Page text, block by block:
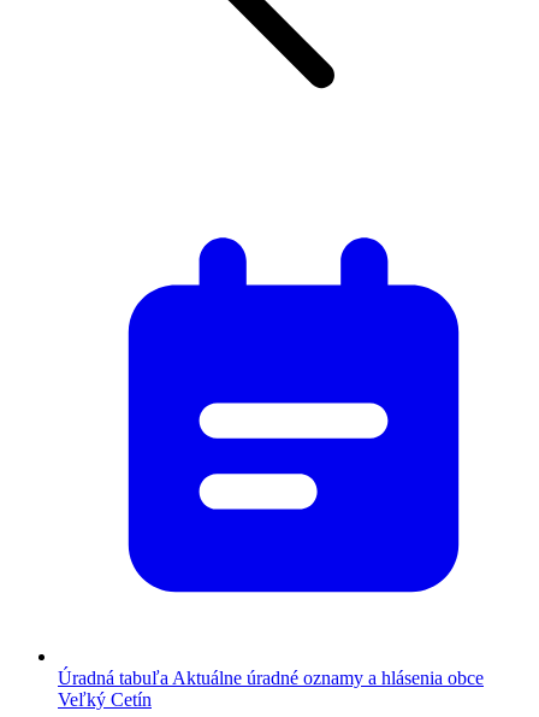
Úradná tabuľa Aktuálne úradné oznamy a hlásenia obce
Veľký Cetín